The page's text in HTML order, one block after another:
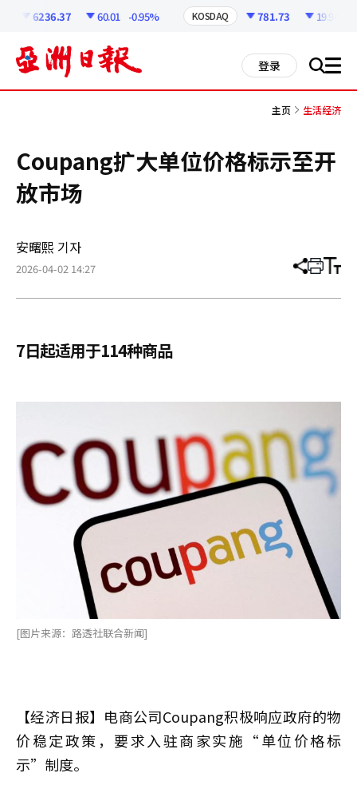
6236.37 60.01 -0.95% KOSDAQ 781.73 19.94
登录 搜 all
主页 生活经济
Coupang扩大单位价格标示至开
放市场
安曙熙 기자
2026-04-02 14:27 分
章
打 调
小
7日起适用于114种商品
[图片来源：路透社联合新闻]
【经济日报】电商公司Coupang积极响应政府的物
价稳定政策，要求入驻商家实施“单位价格标
示”制度。